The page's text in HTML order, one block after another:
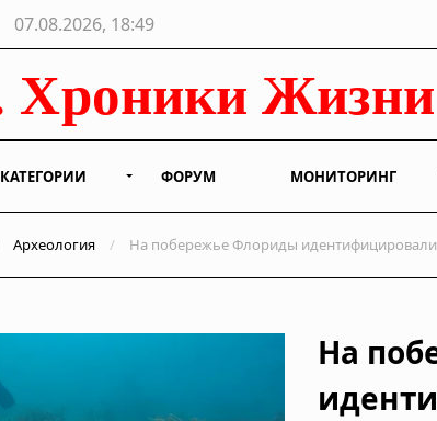
07.08.2026, 18:49
КАТЕГОРИИ ФОРУМ МОНИТОРИНГ
Археология / На побережье Флориды идентифицировали
На